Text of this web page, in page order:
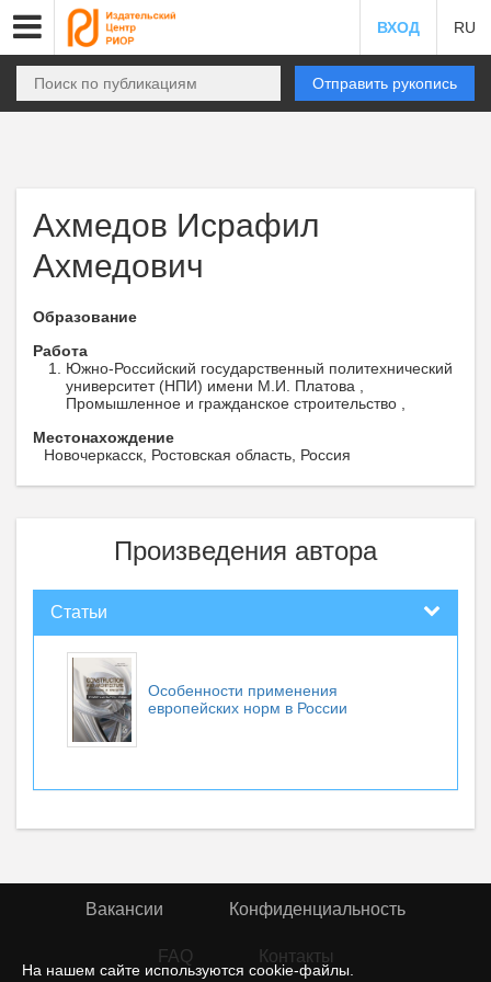
На нашем сайте используются cookie-файлы.
ВХОД RU
Отправить рукопись
Ахмедов Исрафил
Ахмедович
Образование
Работа
Южно-Российский государственный политехнический
университет (НПИ) имени М.И. Платова ,
Промышленное и гражданское строительство ,
Местонахождение
Новочеркасск, Ростовская область, Россия
Произведения автора
Статьи
Особенности применения
европейских норм в России
Вакансии Конфиденциальность
FAQ Контакты